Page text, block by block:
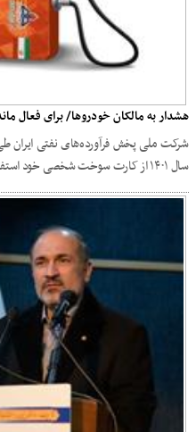
هشدار به مالکان خودروها/ برای فعال
شرکت ملی پخش فرآورده‌های نفتی ایران طی
سال ۱۴۰۱ از کارت سوخت شخصی خود استفاده کنید.